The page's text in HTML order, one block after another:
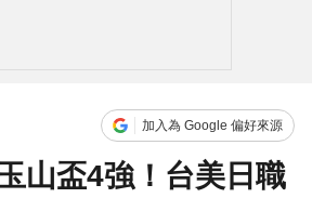
加入為 Google 偏好來源
山盃4強！台美日職